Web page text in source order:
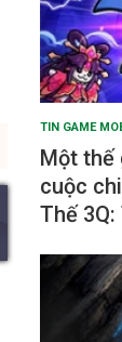
TIN GAME
Một thế
cuộc
Thế